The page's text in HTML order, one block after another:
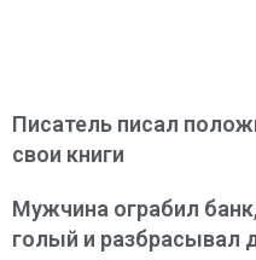
Писатель писал
свои книги
Мужчина ограбил
голый и разбрасывал